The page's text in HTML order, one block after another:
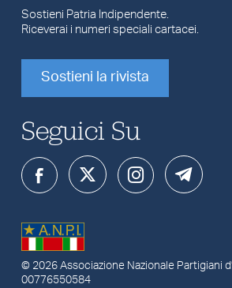
Sostieni Patria Indipendente.
Riceverai i numeri speciali cartacei.
Sostieni la rivista
Seguici Su
© 2026 Associazione Nazionale Partigiani
00776550584